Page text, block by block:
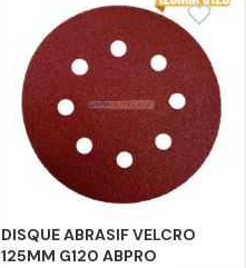
DISQUE ABRASIF VELCRO
125MM G120 ABPRO